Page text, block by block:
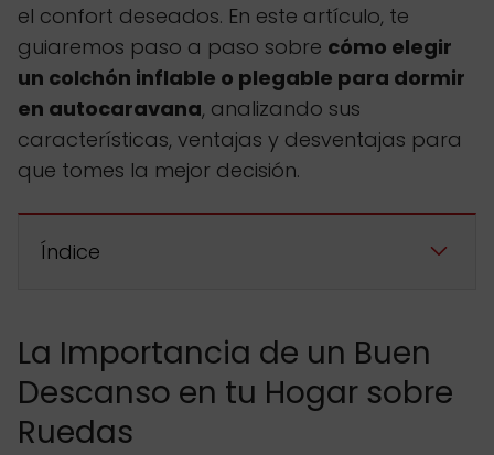
el confort deseados. En este artículo, te
guiaremos paso a paso sobre cómo elegir
un colchón inflable o plegable para dormir
en autocaravana, analizando sus
características, ventajas y desventajas para
que tomes la mejor decisión.
Índice
La Importancia de un Buen
Descanso en tu Hogar sobre
Ruedas